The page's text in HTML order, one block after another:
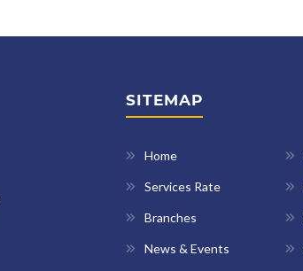
SITEMAP
Home
Services Rate
Branches
News & Events